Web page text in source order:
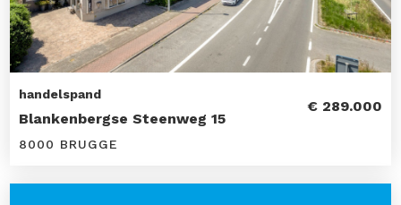
handelspand
Blankenbergse Steenweg 15
€ 289.000
8000 BRUGGE